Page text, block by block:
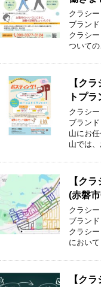
クラシ
ブラン
クラシ
ついて
【ク
トプ
クラシ
ブラン
山にお
山では
【ク
(赤磐
クラシ
ブラン
クラシ
におい
【ク